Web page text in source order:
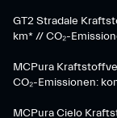
GT2 Stradale
km* // CO₂-
MCPura
CO₂-Emissionen:
MCPura Cielo